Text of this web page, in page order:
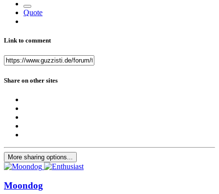
Quote
Link to comment
Share on other sites
More sharing options...
Moondog